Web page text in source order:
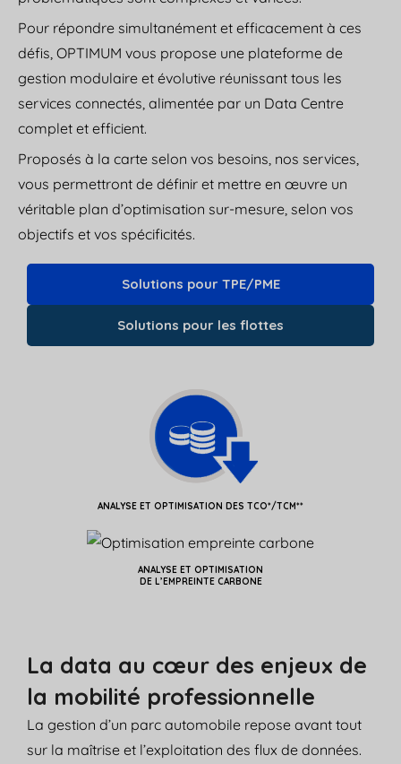
Pour répondre simultanément et efficacement à ces
défis, OPTIMUM vous propose une plateforme de
gestion modulaire et évolutive réunissant tous les
services connectés, alimentée par un Data Centre
complet et efficient.
Proposés à la carte selon vos besoins, nos services,
vous permettront de définir et mettre en œuvre un
véritable plan d’optimisation sur-mesure, selon vos
objectifs et vos spécificités.
Solutions pour TPE/PME
Solutions pour les flottes
ANALYSE ET OPTIMISATION DES TCO*/TCM**
ANALYSE ET OPTIMISATION
DE L’EMPREINTE CARBONE
La data au cœur des enjeux de
la mobilité professionnelle
La gestion d’un parc automobile repose avant tout
sur la maîtrise et l’exploitation des flux de données.